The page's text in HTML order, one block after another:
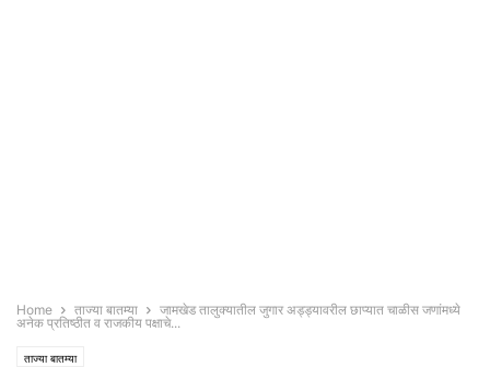
Home ताज्या बातम्या
जामखेड तालुक्यातील जुगार अड्ड्यावरील छाप्यात चाळीस जणांमध्ये
अनेक प्रतिष्ठीत व राजकीय पक्षाचे...
ताज्या बातम्या